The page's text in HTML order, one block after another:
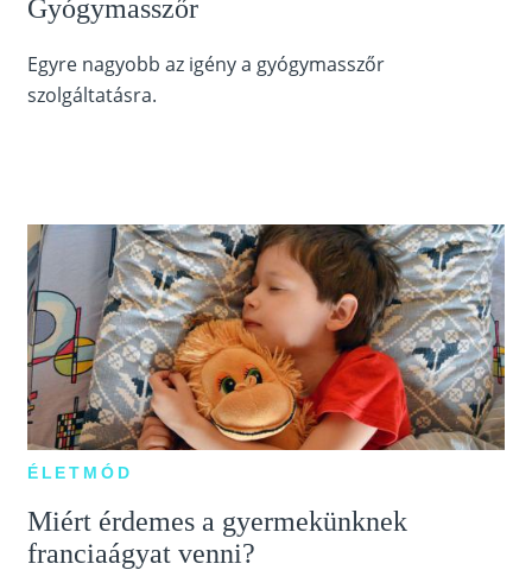
Gyógymasszőr
Egyre nagyobb az igény a gyógymasszőr
szolgáltatásra.
ÉLETMÓD
Miért érdemes a gyermekünknek
franciaágyat venni?